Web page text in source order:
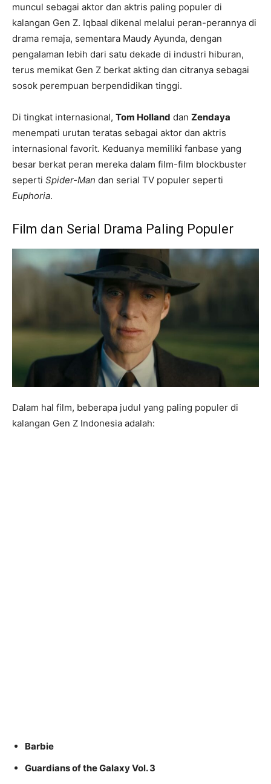
muncul sebagai aktor dan aktris paling populer di
kalangan Gen Z. Iqbaal dikenal melalui peran-perannya di
drama remaja, sementara Maudy Ayunda, dengan
pengalaman lebih dari satu dekade di industri hiburan,
terus memikat Gen Z berkat akting dan citranya sebagai
sosok perempuan berpendidikan tinggi.
Di tingkat internasional, Tom Holland dan Zendaya
menempati urutan teratas sebagai aktor dan aktris
internasional favorit. Keduanya memiliki fanbase yang
besar berkat peran mereka dalam film-film blockbuster
seperti Spider-Man dan serial TV populer seperti
Euphoria.
Film dan Serial Drama Paling Populer
Dalam hal film, beberapa judul yang paling populer di
kalangan Gen Z Indonesia adalah:
Barbie
Guardians of the Galaxy Vol. 3